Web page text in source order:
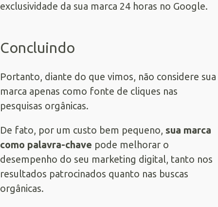
exclusividade da sua marca 24 horas no Google.
Concluindo
Portanto, diante do que vimos, não considere sua
marca apenas como fonte de cliques nas
pesquisas orgânicas.
De fato, por um custo bem pequeno, sua marca
como palavra-chave pode melhorar o
desempenho do seu marketing digital, tanto nos
resultados patrocinados quanto nas buscas
orgânicas.